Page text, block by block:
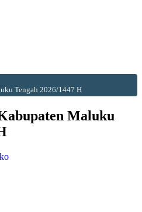
Tengah 2026/1447 H
Maluku